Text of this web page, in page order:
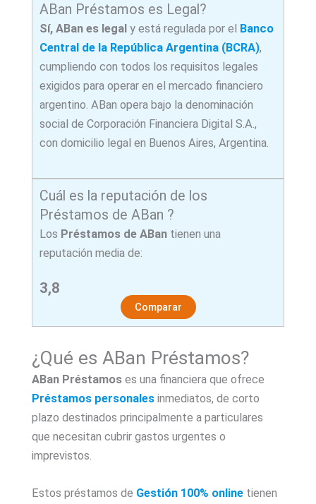
ABan Préstamos es Legal?
Sí, ABan es legal y está regulada por el Banco
Central de la República Argentina (BCRA),
cumpliendo con todos los requisitos legales
exigidos para operar en el mercado financiero
argentino. ABan opera bajo la denominación
social de Corporación Financiera Digital S.A.,
con domicilio legal en Buenos Aires, Argentina.
Cuál es la reputación de los
Préstamos de ABan ?
Los Préstamos de ABan tienen una
reputación media de:
3,8
Comparar
¿Qué es ABan Préstamos?
ABan Préstamos es una financiera que ofrece
Préstamos personales inmediatos, de corto
plazo destinados principalmente a particulares
que necesitan cubrir gastos urgentes o
imprevistos.
Estos préstamos de Gestión 100% online tienen